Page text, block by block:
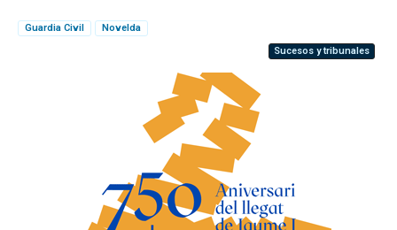
Guardia Civil
Novelda
Sucesos y tribunales